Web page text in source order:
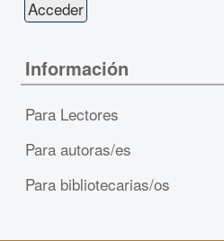
Información
Para Lectores
Para autoras/es
Para bibliotecarias/os